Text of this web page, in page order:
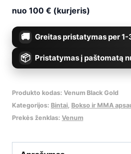
nuo 100 € (kurjeris)
Greitas pristatymas per 1-
Pristatymas į paštomatą
Produkto kodas: Venum Black Gold
Kategorijos: Bintai Bokso ir MMA
Prekės ženklas: Venum